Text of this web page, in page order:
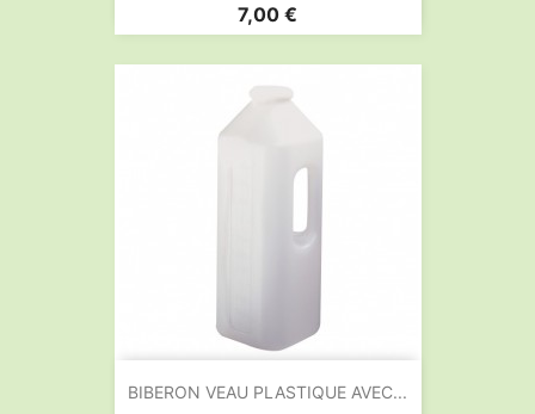
Prix
7,00 €
BIBERON VEAU PLASTIQUE AVEC...